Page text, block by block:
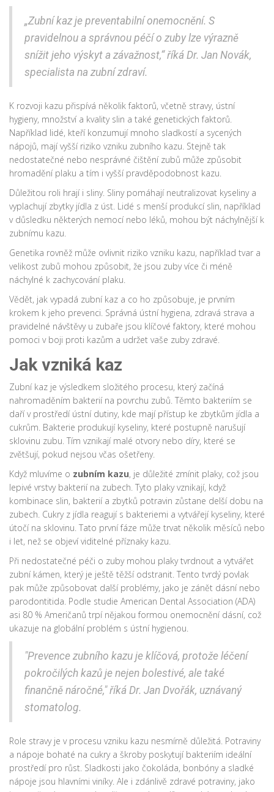
„Zubní kaz je preventabilní onemocnění. S
pravidelnou a správnou péčí o zuby lze výrazně
snížit jeho výskyt a závažnost,“ říká Dr. Jan Novák,
specialista na zubní zdraví.
K rozvoji kazu přispívá několik faktorů, včetně stravy, ústní
hygieny, množství a kvality slin a také genetických faktorů.
Například lidé, kteří konzumují mnoho sladkostí a sycených
nápojů, mají vyšší riziko vzniku zubního kazu. Stejně tak
nedostatečné nebo nesprávné čištění zubů může způsobit
hromadění plaku a tím i vyšší pravděpodobnost kazu.
Důležitou roli hrají i sliny. Sliny pomáhají neutralizovat kyseliny a
vyplachují zbytky jídla z úst. Lidé s menší produkcí slin, například
v důsledku některých nemocí nebo léků, mohou být náchylnější k
zubnímu kazu.
Genetika rovněž může ovlivnit riziko vzniku kazu, například tvar a
velikost zubů mohou způsobit, že jsou zuby více či méně
náchylné k zachycování plaku.
Vědět, jak vypadá zubní kaz a co ho způsobuje, je prvním
krokem k jeho prevenci. Správná ústní hygiena, zdravá strava a
pravidelné návštěvy u zubaře jsou klíčové faktory, které mohou
pomoci v boji proti kazům a udržet vaše zuby zdravé.
Jak vzniká kaz
Zubní kaz je výsledkem složitého procesu, který začíná
nahromaděním bakterií na povrchu zubů. Těmto bakteriím se
daří v prostředí ústní dutiny, kde mají přístup ke zbytkům jídla a
cukrům. Bakterie produkují kyseliny, které postupně narušují
sklovinu zubu. Tím vznikají malé otvory nebo díry, které se
zvětšují, pokud nejsou včas ošetřeny.
Když mluvíme o zubním kazu, je důležité zmínit plaky, což jsou
lepivé vrstvy bakterií na zubech. Tyto plaky vznikají, když
kombinace slin, bakterií a zbytků potravin zůstane delší dobu na
zubech. Cukry z jídla reagují s bakteriemi a vytvářejí kyseliny, které
útočí na sklovinu. Tato první fáze může trvat několik měsíců nebo
i let, než se objeví viditelné příznaky kazu.
Při nedostatečné péči o zuby mohou plaky tvrdnout a vytvářet
zubní kámen, který je ještě těžší odstranit. Tento tvrdý povlak
pak může způsobovat další problémy, jako je zánět dásní nebo
parodontitida. Podle studie American Dental Association (ADA)
asi 80 % Američanů trpí nějakou formou onemocnění dásní, což
ukazuje na globální problém s ústní hygienou.
"Prevence zubního kazu je klíčová, protože léčení
pokročilých kazů je nejen bolestivé, ale také
finančně náročné," říká Dr. Jan Dvořák, uznávaný
stomatolog.
Role stravy je v procesu vzniku kazu nesmírně důležitá. Potraviny
a nápoje bohaté na cukry a škroby poskytují bakteriím ideální
prostředí pro růst. Sladkosti jako čokoláda, bonbóny a sladké
nápoje jsou hlavními viníky. Ale i zdánlivě zdravé potraviny, jako